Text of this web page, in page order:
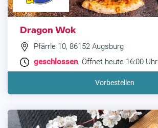
Dragon Wok
Pfärrle 10, 86152 Augsburg
geschlossen. Öffnet heute 16:00 Uhr
Vorbestellen